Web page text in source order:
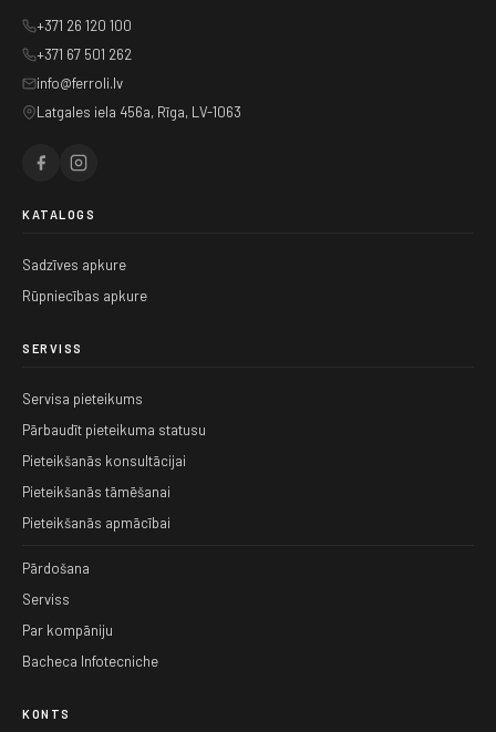
+371 26 120 100
+371 67 501 262
info@ferroli.lv
Latgales iela 456a, Rīga, LV-1063
KATALOGS
Sadzīves apkure
Rūpniecības apkure
SERVISS
Servisa pieteikums
Pārbaudīt pieteikuma statusu
Pieteikšanās konsultācijai
Pieteikšanās tāmēšanai
Pieteikšanās apmācībai
Pārdošana
Serviss
Par kompāniju
Bacheca Infotecniche
KONTS